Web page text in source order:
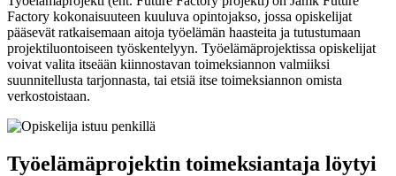
Factory kokonaisuuteen kuuluva opintojakso, jossa opiskelijat
pääsevät ratkaisemaan aitoja työelämän haasteita ja tutustumaan
projektiluontoiseen työskentelyyn. Työelämäprojektissa opiskelijat
voivat valita itseään kiinnostavan toimeksiannon valmiiksi
suunnitellusta tarjonnasta, tai etsiä itse toimeksiannon omista
verkostoistaan.
Työelämäprojektin toimeksiantaja löytyi